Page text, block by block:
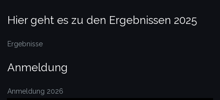
Hier geht es zu den Ergebnissen 2025
Ergebnisse
Anmeldung
Anmeldung 2026